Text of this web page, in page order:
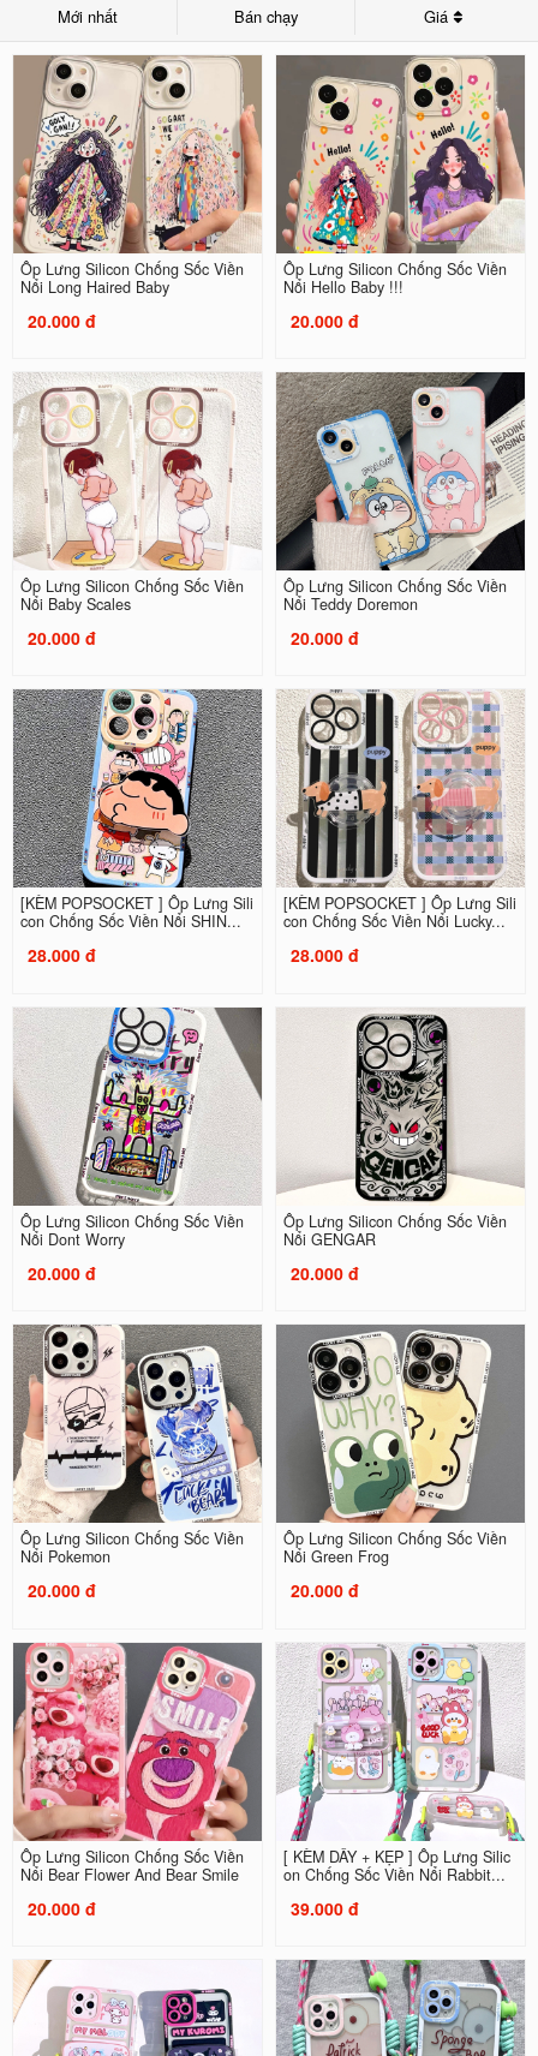
Mới nhất Bán chạy Giá
Ốp Lưng Silicon Chống Sốc Viền
Nổi Long Haired Baby
20.000 đ
Ốp Lưng Silicon Chống Sốc Viền
Nổi Hello Baby !!!
20.000 đ
Ốp Lưng Silicon Chống Sốc Viền
Nổi Baby Scales
20.000 đ
Ốp Lưng Silicon Chống Sốc Viền
Nổi Teddy Doremon
20.000 đ
[KÈM POPSOCKET ] Ốp Lưng Sili
con Chống Sốc Viền Nổi SHIN...
28.000 đ
[KÈM POPSOCKET ] Ốp Lưng Sili
con Chống Sốc Viền Nổi Lucky...
28.000 đ
Ốp Lưng Silicon Chống Sốc Viền
Nổi Dont Worry
20.000 đ
Ốp Lưng Silicon Chống Sốc Viền
Nổi GENGAR
20.000 đ
Ốp Lưng Silicon Chống Sốc Viền
Nổi Pokemon
20.000 đ
Ốp Lưng Silicon Chống Sốc Viền
Nổi Green Frog
20.000 đ
Ốp Lưng Silicon Chống Sốc Viền
Nổi Bear Flower And Bear Smile
20.000 đ
[ KÈM DÂY + KẸP ] Ốp Lưng Silic
on Chống Sốc Viền Nổi Rabbit...
39.000 đ